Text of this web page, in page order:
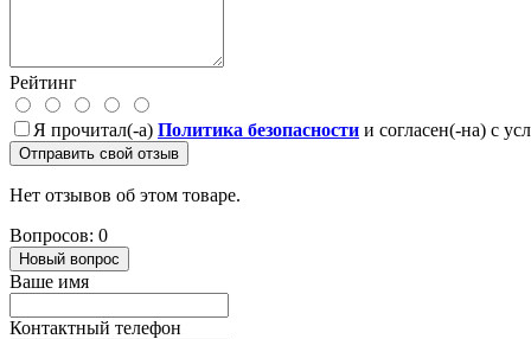
Рейтинг
Я прочитал(-а) Политика безопасности и согласен(-на) с
Отправить свой отзыв
Нет отзывов об этом товаре.
Вопросов: 0
Новый вопрос
Ваше имя
Контактный телефон